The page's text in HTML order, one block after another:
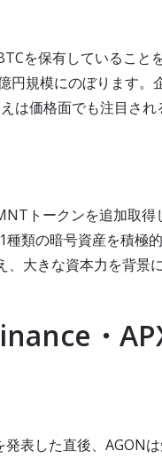
を保有していること
円規模にのぼります。
は価格面でも注目さ
トークンを追加取得
類の暗号資産を積極
大きな資本力を背景
・
表した直後、AGON